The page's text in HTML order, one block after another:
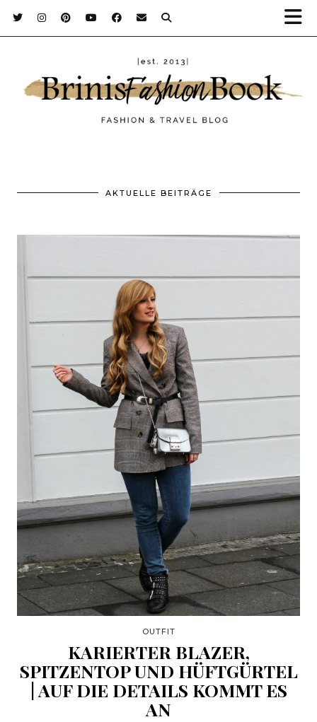
AKTUELLE BEITRÄGE
OUTFIT
KARIERTER BLAZER,
SPITZENTOP UND HÜFTGÜRTEL
| AUF DIE DETAILS KOMMT ES
AN